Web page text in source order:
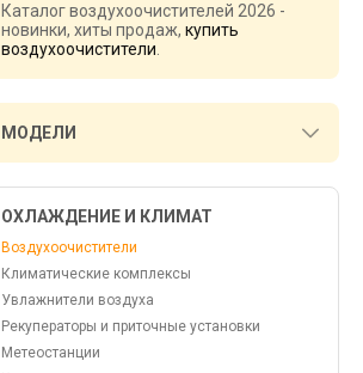
Каталог воздухоочистителей 2026 -
новинки, хиты продаж, купить
воздухоочистители
МОДЕЛИ
ОХЛАЖДЕНИЕ И КЛИМАТ
Воздухоочистители
Климатические комплексы
Увлажнители воздуха
Рекуператоры и приточные установки
Метеостанции